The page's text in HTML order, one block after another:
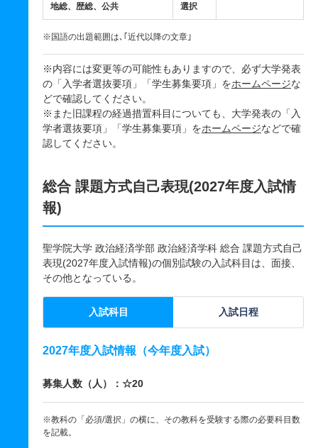
地総、歴総、公共 選択
※国語の出題範囲は､｢近代以降の文章｣
※内容には変更等の可能性もありますので、必ず大学発表
の「入学者選抜要項」「学生募集要項」をホームページな
どで確認してください。
※また旧課程の経過措置科目についても、大学発表の「入
学者選抜要項」「学生募集要項」をホームページなどで確
認してください。
総合 課題方式自己表現(2027年度入試情
報)
聖学院大学 政治経済学部 政治経済学科 総合 課題方式自己
表現(2027年度入試情報)の個別試験の入試科目は、面接、
その他となっている。
入試科目 入試日程
2027年度入試情報（今年度入試）
募集人数（人）：☆20
※教科の「必須/選択」の横に、その教科を受験する際の必要科目数
を記載。